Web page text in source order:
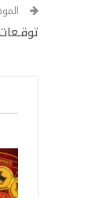
توقـعات